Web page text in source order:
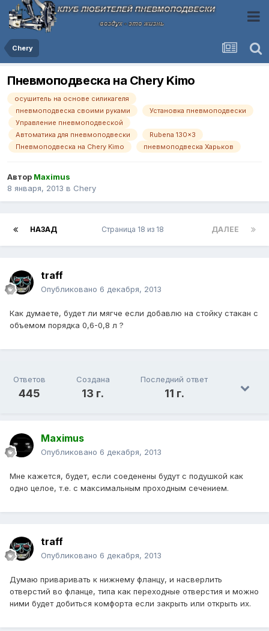
Chery
Пневмоподвеска на Chery Kimo
осушитель на основе силикагеля
пневмоподвеска своими руками
Установка пневмоподвески
Управление пневмоподвеской
Автоматика для пневмоподвески
Rubena 130x3
Пневмоподвеска на Chery Kimo
пневмоподвеска Харьков
Автор Maximus
8 января, 2013 в Chery
НАЗАД ДАЛЕЕ
Страница 18 из 18
traff
Опубликовано 6 декабря, 2013
Как думаете, будет ли мягче если добавлю на стойку стакан с
объемом порядка 0,6-0,8 л ?
Ответов
445
Создана
13 г.
Последний ответ
11 г.
Maximus
Опубликовано 6 декабря, 2013
Мне кажется, будет, если соеденены будут с подушкой как
одно целое, т.е. с максимальным проходным сечением.
traff
Опубликовано 6 декабря, 2013
Думаю приваривать к нижнему фланцу, и насверлить
отверстий во фланце, типа как переходные отверстия и можно
ними будет добиться комфорта если закрыть или открыть их.